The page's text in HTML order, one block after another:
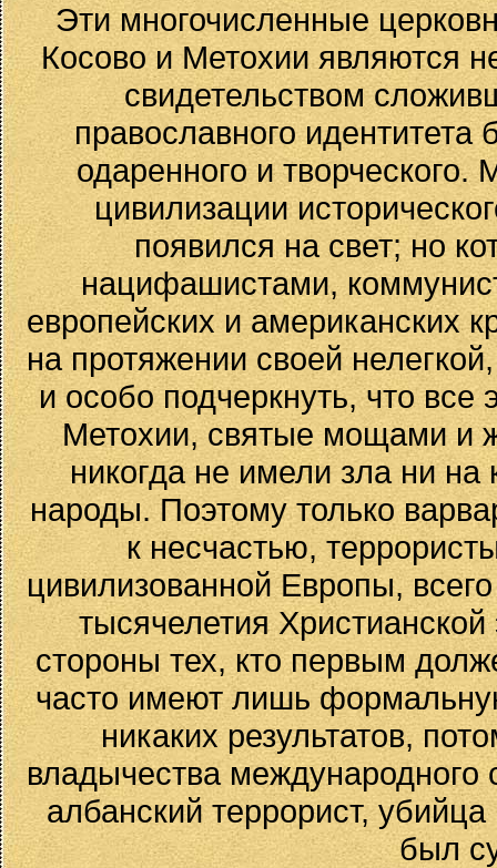
Эти многочисленные
Косово и Метохии являются
свидетельством
православного идентитета
одаренного и творческого.
цивилизации
появился на свет; но
нацифашистами,
европейских и американских
на протяжении своей
и особо подчеркнуть, что
Метохии, святые мощами и
никогда не имели зла ни на
народы. Поэтому только
к несчастью,
цивилизованной Европы,
тысячелетия
стороны тех, кто первым
часто имеют лишь
никаких результатов,
владычества
албанский террорист,
был